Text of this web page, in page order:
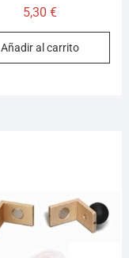
5,30€
Añadir al carrito